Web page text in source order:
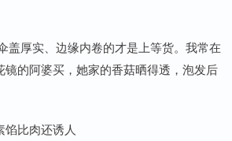
盖厚实、边缘内卷的才是上等货。我常在
镜的阿婆买，她家的香菇晒得透，泡发后
馅比肉还诱人